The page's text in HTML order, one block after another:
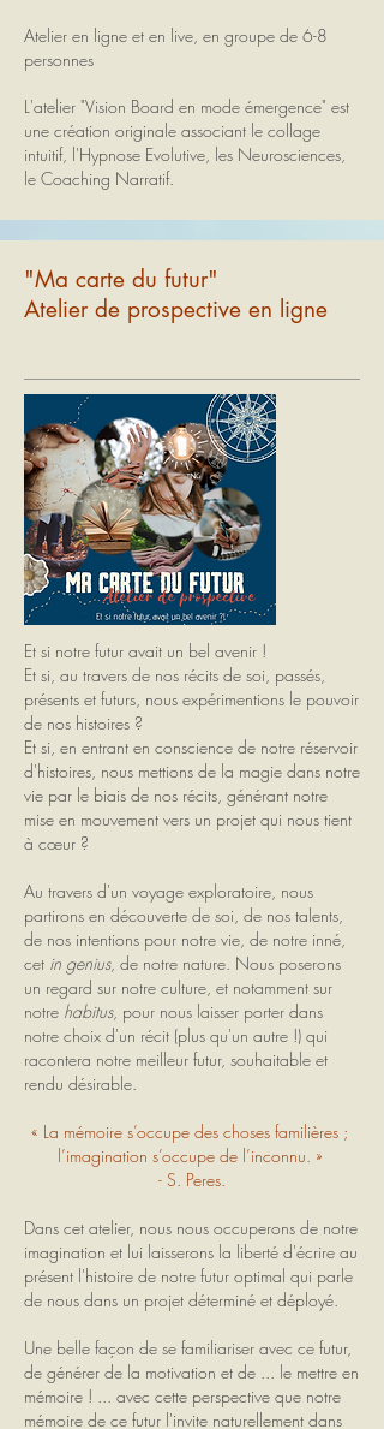
Atelier en ligne et en live, en groupe de 6-8
personnes
L'atelier "Vision Board en mode émergence" est
une création originale associant le collage
intuitif, l'Hypnose Evolutive, les Neurosciences,
le Coaching Narratif.
"Ma carte du futur"
Atelier de prospective en ligne
Et si notre futur avait un bel avenir !
Et si, au travers de nos récits de soi, passés,
présents et futurs, nous expérimentions le pouvoir
de nos histoires ?
Et si, en entrant en conscience de notre réservoir
d'histoires, nous mettions de la magie dans notre
vie par le biais de nos récits, générant notre
mise en mouvement vers un projet qui nous tient
à cœur ?
Au travers d'un voyage exploratoire, nous
partirons en découverte de soi, de nos talents,
de nos intentions pour notre vie, de notre inné,
cet in genius, de notre nature. Nous poserons
un regard sur notre culture, et notamment sur
notre habitus, pour nous laisser porter dans
notre choix d'un récit (plus qu'un autre !) qui
racontera notre meilleur futur, souhaitable et
rendu désirable.
« La mémoire s’occupe des choses familières ;
l’imagination s’occupe de l’inconnu. »
- S. Peres.
Dans cet atelier, nous nous occuperons de notre
imagination et lui laisserons la liberté d'écrire au
présent l'histoire de notre futur optimal qui parle
de nous dans un projet déterminé et déployé.
Une belle façon de se familiariser avec ce futur,
de générer de la motivation et de ... le mettre en
mémoire ! ... avec cette perspective que notre
mémoire de ce futur l'invite naturellement dans